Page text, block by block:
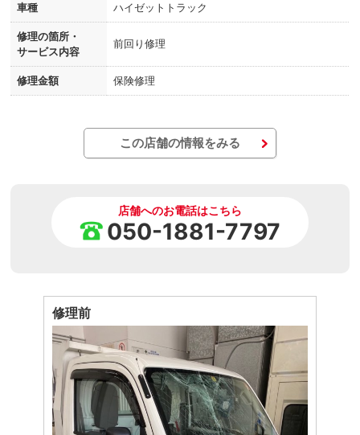
車種 ハイゼットトラック
修理の箇所・
サービス内容
前回り修理
修理金額 保険修理
この店舗の情報をみる
店舗へのお電話はこちら
050-1881-7797
修理前